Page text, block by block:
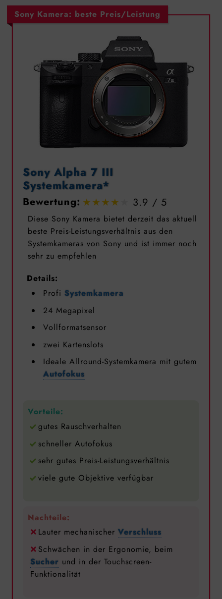
Sony Kamera: beste Preis/Leistung
Sony Alpha 7 III
Systemkamera*
Bewertung: 3.9
Diese Sony Kamera bietet derzeit das aktuell
beste Preis-Leistungsverhältnis aus den
Systemkameras von Sony und ist immer noch
sehr zu empfehlen
Details:
Profi Systemkamera
24 Megapixel
Vollformatsensor
zwei Kartenslots
Ideale Allround-Systemkamera mit gutem
Autofokus
Vorteile:
gutes Rauschverhalten
schneller Autofokus
sehr gutes Preis-Leistungsverhältnis
viele gute Objektive verfügbar
Nachteile:
Lauter mechanischer Verschluss
Schwächen in der Ergonomie, beim
Sucher und in der Touchscreen-
Funktionalität